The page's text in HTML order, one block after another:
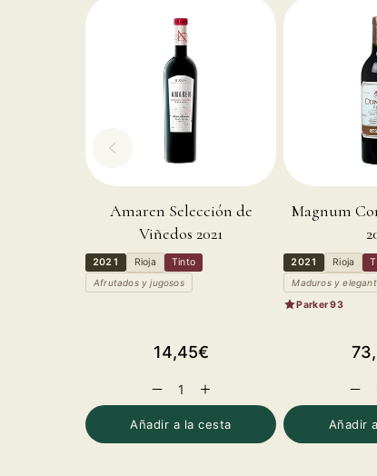
Amaren Selección de
Viñedos 2021
2021 Rioja Tinto
Afrutados y jugosos
Precio
14,45€
Reducir
cantidad
para
Aumentar
cantidad
para
Añadir a la cesta
Magnum
2021 Rioja
Maduros y
Parker 93
para
Añadir